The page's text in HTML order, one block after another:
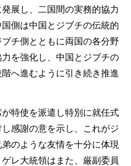
展し、二国間の実務的協力
側は中国とジブチの伝統的
チ側とともに両国の各分野
を強化し、中国とジブチの
へ進むように引き続き推進
特使を派遣し特別に就任式
感謝の意を示し、これがジ
のような友情を十分に体現
レ大統領はまた、厳副委員